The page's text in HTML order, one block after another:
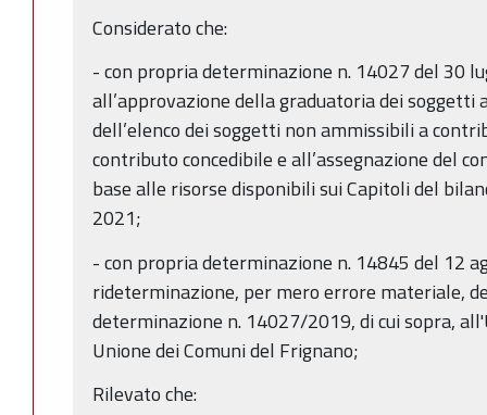
Considerato che:
- con propria determinazione n. 14027 del 30
all’approvazione della graduatoria dei
dell’elenco dei soggetti non ammissibili a
contributo concedibile e all’assegnazione del
base alle risorse disponibili sui Capitoli del
2021;
- con propria determinazione n. 14845 del 12
rideterminazione, per mero errore materiale,
determinazione n. 14027/2019, di cui sopra,
Unione dei Comuni del Frignano;
Rilevato che: